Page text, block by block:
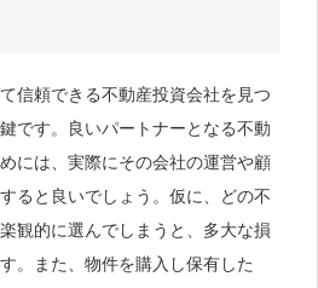
信頼できる不動産投資会社を見つ
です。良いパートナーとなる不動
には、実際にその会社の運営や顧
ると良いでしょう。仮に、どの不
観的に選んでしまうと、多大な損
。また、物件を購入し保有した